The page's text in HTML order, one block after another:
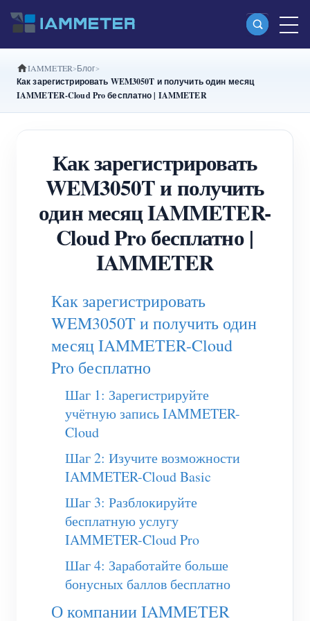
Продукты
(WEM3080)
Split-phase Wi-Fi-счетчик энергии (WEM2067)
Трехфазный Wi-Fi-счетчик энергии
(WEM3080T)
Трехфазный Wi-Fi-счетчик энергии
(WEM3046T)
(WEM3050T)
WiFi-контроллер мощности
IAMMETER Cloud Pro
Сервис самостоятельного размещения
Зарядное устройство EV
Виртуальный счетчик
Система прогнозирования и моделирования
энергии
Монитор энергии солнечной PV-системы
Монитор потребления электроэнергии
Магазин
Ресурсы
IAMMETER Блог
Как зарегистрировать WEM3050T и получить один месяц
IAMMETER-Cloud Pro бесплатно | IAMMETER
Как зарегистрировать
WEM3050T и получить
один месяц IAMMETER-
Cloud Pro бесплатно |
IAMMETER
Как зарегистрировать
WEM3050T и получить один
месяц IAMMETER-Cloud
Pro бесплатно
Шаг 1: Зарегистрируйте
учётную запись IAMMETER-
Cloud
Шаг 2: Изучите возможности
IAMMETER-Cloud Basic
Шаг 3: Разблокируйте
бесплатную услугу
IAMMETER-Cloud Pro
Шаг 4: Заработайте больше
бонусных баллов бесплатно
О компании IAMMETER